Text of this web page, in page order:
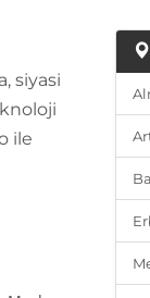
siyasi
ile